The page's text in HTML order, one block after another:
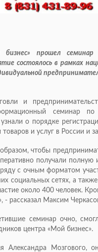
прошел семинар
состоялось в рамках
и
семинар по
о порядке
и услуг в России и
чтобы
получали
с очным форматом
социальных сетях, а
около 400 человек.
- рассказал Максим
семинар очно,
центра «Мой бизнес».
Александра Мозгового,